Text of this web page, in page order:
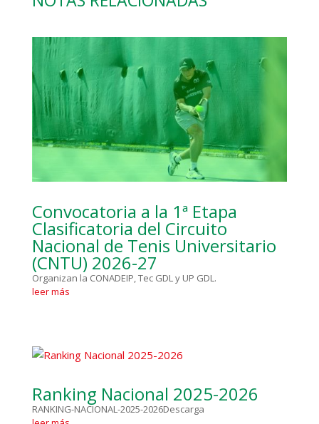
Convocatoria a la 1ª Etapa
Clasificatoria del Circuito
Nacional de Tenis Universitario
(CNTU) 2026-27
Organizan la CONADEIP, Tec GDL y UP GDL.
leer más
Ranking Nacional 2025-2026
RANKING-NACIONAL-2025-2026Descarga